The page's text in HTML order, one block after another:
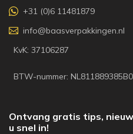
+31 (0)6 11481879
info@baasverpakkingen.nl
KvK: 37106287
BTW-nummer:
Ontvang gratis tips,
u snel in!